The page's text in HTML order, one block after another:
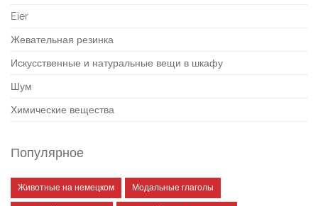
Eier
Жевательная резинка
Искусственные и натуральные вещи в шкафу
Шум
Химические вещества
Популярное
Животные на немецком Модальные глаголы